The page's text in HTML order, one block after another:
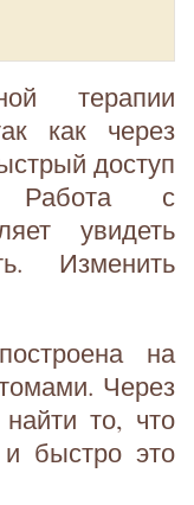
терапии
как через
доступ
Работа с
увидеть
Изменить
на
Через
то, что
и быстро это